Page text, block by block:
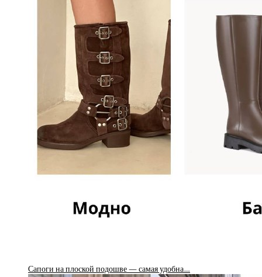
Сапоги на плоской подошве — самая удобна…